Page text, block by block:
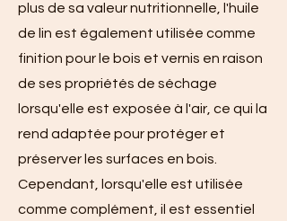
plus de sa valeur nutritionnelle, l'huile
de lin est également utilisée comme
finition pour le bois et vernis en raison
de ses propriétés de séchage
lorsqu'elle est exposée à l'air, ce qui la
rend adaptée pour protéger et
préserver les surfaces en bois.
Cependant, lorsqu'elle est utilisée
comme complément, il est essentiel